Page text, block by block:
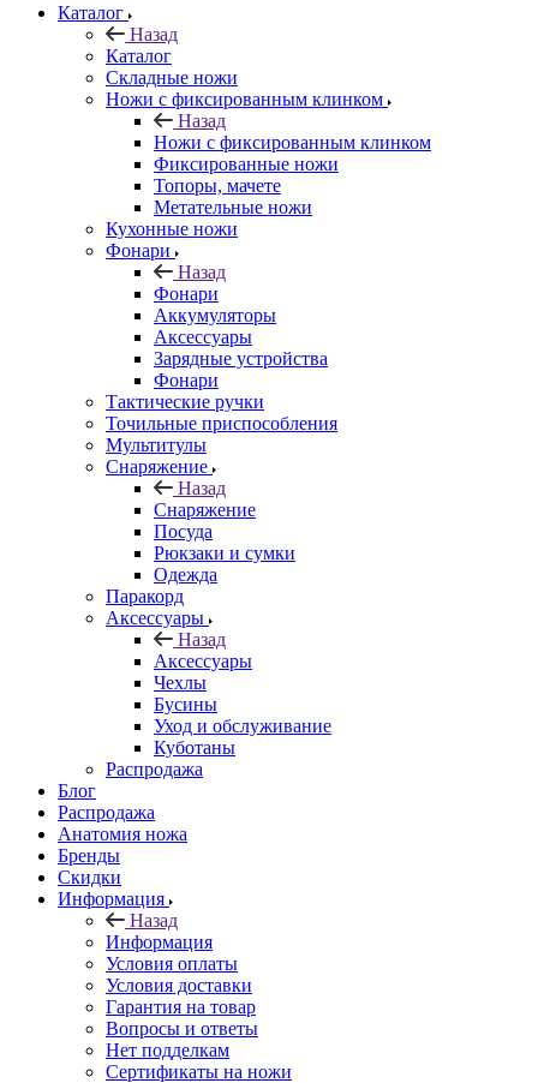
Каталог
Назад
Каталог
Складные ножи
Ножи с фиксированным клинком
Назад
Ножи с фиксированным клинком
Фиксированные ножи
Топоры, мачете
Метательные ножи
Кухонные ножи
Фонари
Назад
Фонари
Аккумуляторы
Аксессуары
Зарядные устройства
Фонари
Тактические ручки
Точильные приспособления
Мультитулы
Снаряжение
Назад
Снаряжение
Посуда
Рюкзаки и сумки
Одежда
Паракорд
Аксессуары
Назад
Аксессуары
Чехлы
Бусины
Уход и обслуживание
Куботаны
Распродажа
Блог
Распродажа
Анатомия ножа
Бренды
Скидки
Информация
Назад
Информация
Условия оплаты
Условия доставки
Гарантия на товар
Вопросы и ответы
Нет подделкам
Сертификаты на ножи